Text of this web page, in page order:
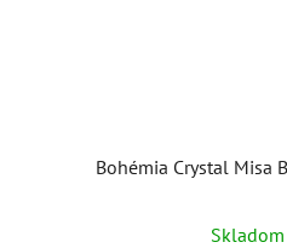
Bohémia Crystal Misa
Skladom